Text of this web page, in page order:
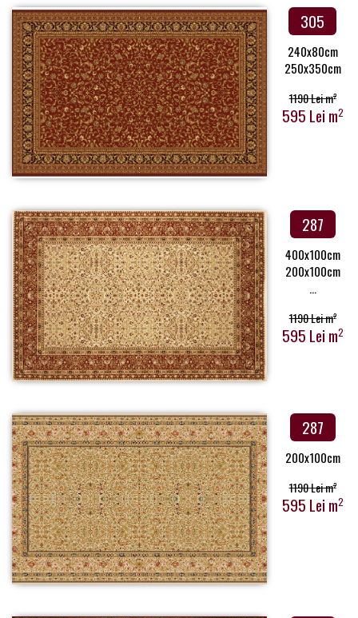
305
240x80cm
250x350cm
1190 Lei m2
595 Lei m2
287
400x100cm
200x100cm
...
1190 Lei m2
595 Lei m2
287
200x100cm
1190 Lei m2
595 Lei m2